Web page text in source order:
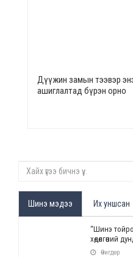
Дүүжин замын тээвэр
ашиглалтад бүрэн орно
Шинэ мэдээ Их уншсан
“Шинэ
хөдөлгөөний
Өчигдөр